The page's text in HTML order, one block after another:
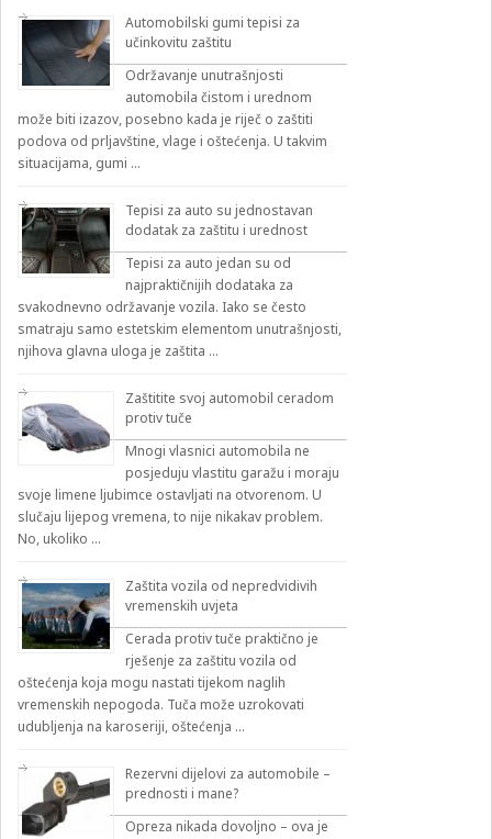
Automobilski gumi tepisi za
učinkovitu zaštitu
Održavanje unutrašnjosti
automobila čistom i urednom
može biti izazov, posebno kada je riječ o zaštiti
podova od prljavštine, vlage i oštećenja. U takvim
situacijama, gumi …
Tepisi za auto su jednostavan
dodatak za zaštitu i urednost
Tepisi za auto jedan su od
najpraktičnijih dodataka za
svakodnevno održavanje vozila. Iako se često
smatraju samo estetskim elementom unutrašnjosti,
njihova glavna uloga je zaštita …
Zaštitite svoj automobil ceradom
protiv tuče
Mnogi vlasnici automobila ne
posjeduju vlastitu garažu i moraju
svoje limene ljubimce ostavljati na otvorenom. U
slučaju lijepog vremena, to nije nikakav problem.
No, ukoliko …
Zaštita vozila od nepredvidivih
vremenskih uvjeta
Cerada protiv tuče praktično je
rješenje za zaštitu vozila od
oštećenja koja mogu nastati tijekom naglih
vremenskih nepogoda. Tuča može uzrokovati
udubljenja na karoseriji, oštećenja …
Rezervni dijelovi za automobile –
prednosti i mane?
Opreza nikada dovoljno – ova je